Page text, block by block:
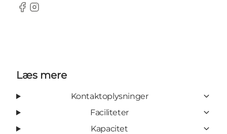
Facebook
Instagram
Læs mere
Kontaktoplysninger
Faciliteter
Kapacitet